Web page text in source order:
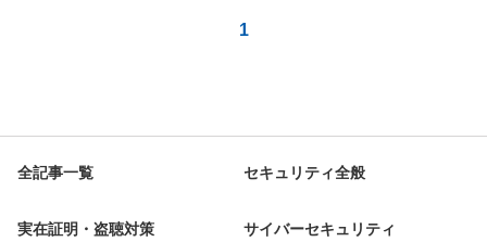
1
全記事一覧 セキュリティ全般
実在証明・盗聴対策 サイバーセキュリティ